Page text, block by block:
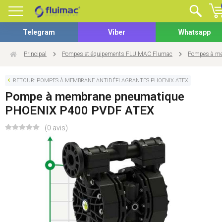
Telegram Viber Whatsapp
Principal Pompes et équipements FLUIMAC Flumac Pompes à
RETOUR: POMPES À MEMBRANE ANTIDÉFLAGRANTES PHOENIX ATEX
Pompe à membrane pneumatique
PHOENIX P400 PVDF ATEX
(0 avis)